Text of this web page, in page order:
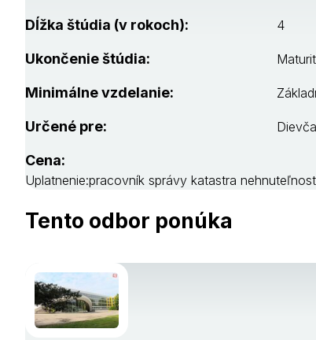
Dĺžka štúdia (v rokoch): 4
Ukončenie štúdia:
Minimálne vzdelanie:
Určené pre:
Cena:
Uplatnenie:pracovník správy katastra
Tento odbor ponúka